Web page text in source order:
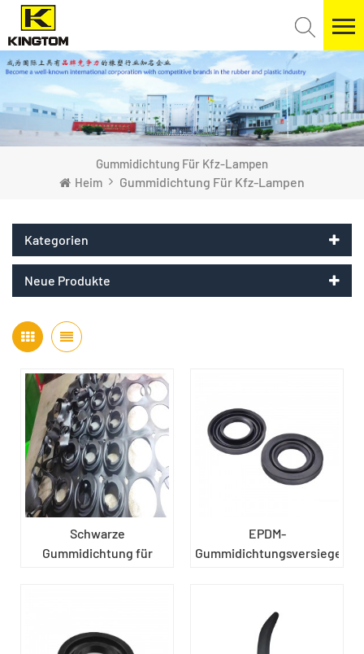
Gummidichtung Für Kfz-Lampen
Heim
Gummidichtung Für Kfz-Lampen
Kategorien
Neue Produkte
Schwarze
Gummidichtung für
EPDM-